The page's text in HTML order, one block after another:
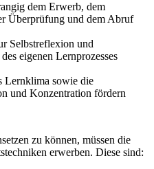
dem Erwerb, dem
Überprüfung und dem Abruf
Selbstreflexion und
eigenen Lernprozesses
Lernklima sowie die
und Konzentration fördern
zu können, müssen die
erwerben. Diese sind: